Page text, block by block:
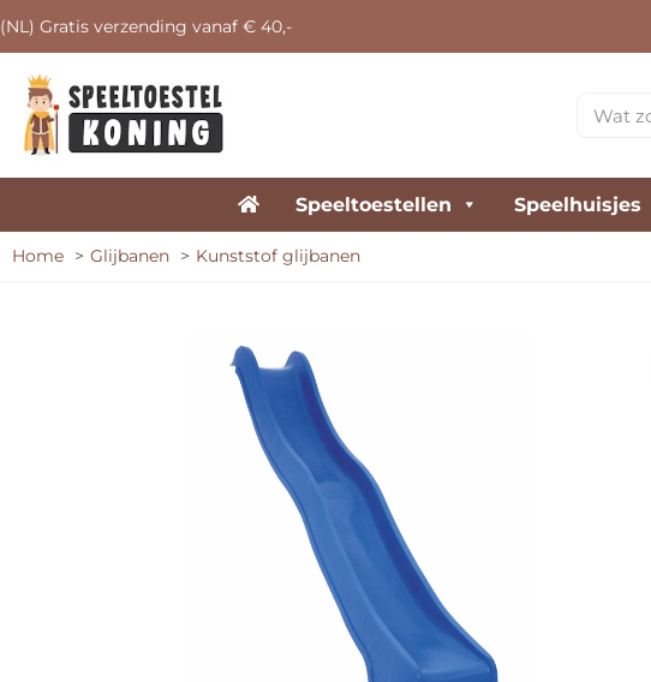
(NL) Gratis verzending vanaf € 40,-
Speeltoestellen Speelhuisjes
Home Glijbanen Kunststof glijbanen